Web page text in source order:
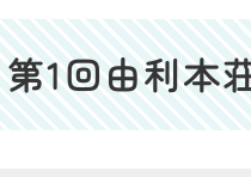
第1回由利本